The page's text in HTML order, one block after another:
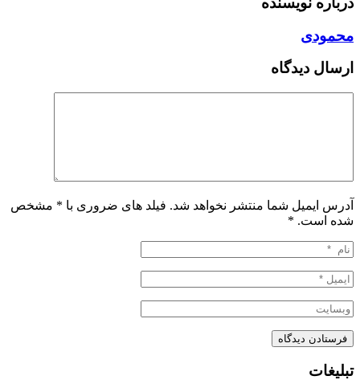
محمودی
ارسال دیدگاه
آدرس ایمیل شما منتشر نخواهد شد. فیلد های ضروری با * مشخص
شده است. *
تبلیغات